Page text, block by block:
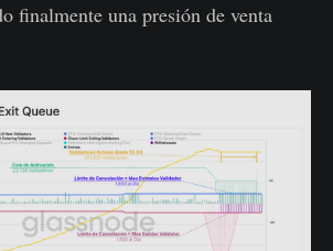
finalmente una presión de venta